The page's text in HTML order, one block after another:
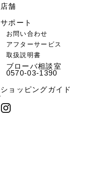
店舗
サポート
お問い合わせ
アフターサービス
取扱説明書
ブローバ相談室
0570-03-1390
ショッピングガイド